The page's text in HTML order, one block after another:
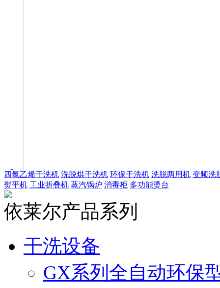
四氯乙烯干洗机 洗脱烘干洗机 环保干洗机 洗脱两用机 变频洗
熨平机 工业折叠机 蒸汽锅炉 消毒柜 多功能烫台
依莱尔产品系列
干洗设备
GX系列全自动环保